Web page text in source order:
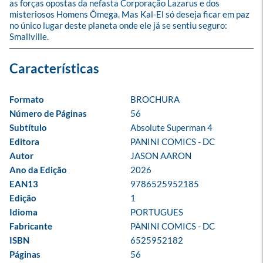
as forças opostas da nefasta Corporação Lazarus e dos
misteriosos Homens Ômega. Mas Kal-El só deseja ficar em paz
no único lugar deste planeta onde ele já se sentiu seguro:
Smallville.
Formato
BROCHURA
Número de Páginas
56
Subtítulo
Absolute Superman 4
Editora
PANINI COMICS - DC
Autor
JASON AARON
Ano da Edição
2026
EAN13
9786525952185
Edição
1
Idioma
PORTUGUES
Fabricante
PANINI COMICS - DC
ISBN
6525952182
Páginas
56